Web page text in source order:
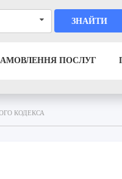
ЗНАЙТИ
ПОСЛУГ
КОДЕКСА